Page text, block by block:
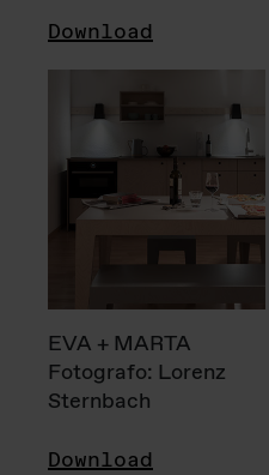
Download
EVA + MARTA
Fotografo: Lorenz
Sternbach
Download